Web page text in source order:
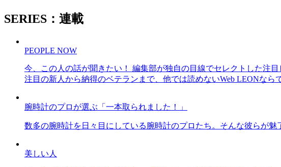
SERIES：連載
PEOPLE NOW
今、この人の話が聞きたい！ 編集部が独自の目線でセレクトした注
注目の新人から納得のベテランまで、他では読めないWeb LEONなら
腕時計のプロが選ぶ「一本取られました！」
数多の腕時計を日々目にしている腕時計のプロたち。そんな彼らが
美しい人